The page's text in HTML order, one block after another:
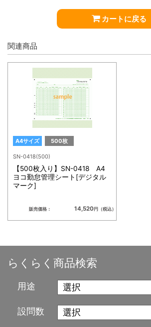
カートに戻る
関連商品
A4サイズ 500枚
SN-0418(500)
【500枚入り】SN-0418 A4
ヨコ勤怠管理シート[デジタル
マーク]
販売価格： 14,520円（税込）
らくらく商品検索
用途
設問数